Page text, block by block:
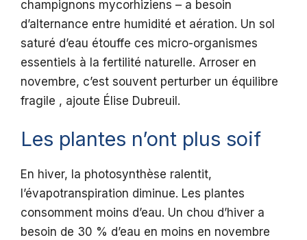
champignons mycorhiziens – a besoin
d’alternance entre humidité et aération. Un sol
saturé d’eau étouffe ces micro-organismes
essentiels à la fertilité naturelle. Arroser en
novembre, c’est souvent perturber un équilibre
fragile , ajoute Élise Dubreuil.
Les plantes n’ont plus soif
En hiver, la photosynthèse ralentit,
l’évapotranspiration diminue. Les plantes
consomment moins d’eau. Un chou d’hiver a
besoin de 30 % d’eau en moins en novembre